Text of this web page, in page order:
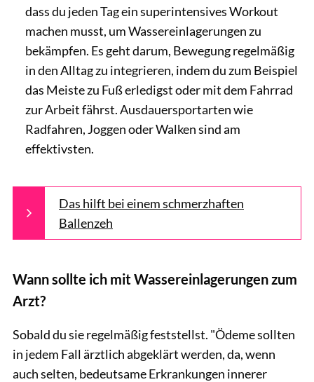
dass du jeden Tag ein superintensives Workout
machen musst, um Wassereinlagerungen zu
bekämpfen. Es geht darum, Bewegung regelmäßig
in den Alltag zu integrieren, indem du zum Beispiel
das Meiste zu Fuß erledigst oder mit dem Fahrrad
zur Arbeit fährst. Ausdauersportarten wie
Radfahren, Joggen oder Walken sind am
effektivsten.
Das hilft bei einem schmerzhaften
Ballenzeh
Wann sollte ich mit Wassereinlagerungen zum
Arzt?
Sobald du sie regelmäßig feststellst. "Ödeme sollten
in jedem Fall ärztlich abgeklärt werden, da, wenn
auch selten, bedeutsame Erkrankungen innerer